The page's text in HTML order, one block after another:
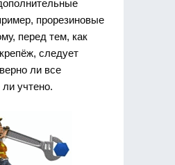
прорезиновые
перед тем, как
следует
ли все
учтено.